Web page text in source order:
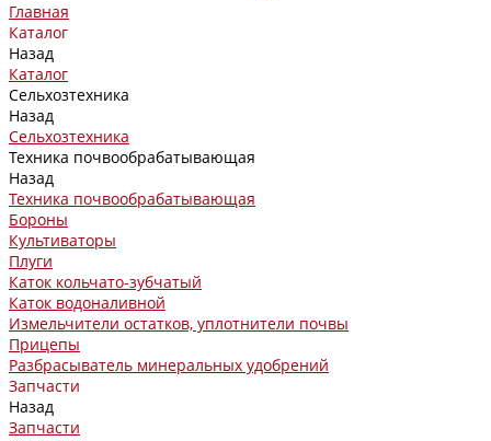
Главная
Каталог
Назад
Каталог
Сельхозтехника
Назад
Сельхозтехника
Техника почвообрабатывающая
Назад
Техника почвообрабатывающая
Бороны
Культиваторы
Плуги
Каток кольчато-зубчатый
Каток водоналивной
Измельчители остатков, уплотнители почвы
Прицепы
Разбрасыватель минеральных удобрений
Запчасти
Назад
Запчасти